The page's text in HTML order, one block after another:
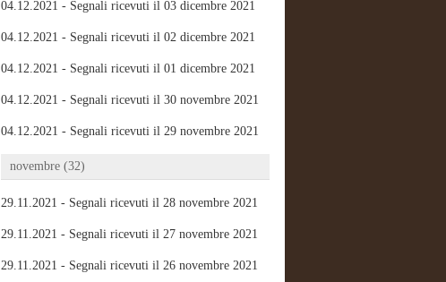
04.12.2021 - Segnali ricevuti il 03 dicembre 2021
04.12.2021 - Segnali ricevuti il 02 dicembre 2021
04.12.2021 - Segnali ricevuti il 01 dicembre 2021
04.12.2021 - Segnali ricevuti il 30 novembre 2021
04.12.2021 - Segnali ricevuti il 29 novembre 2021
novembre (32)
29.11.2021 - Segnali ricevuti il 28 novembre 2021
29.11.2021 - Segnali ricevuti il 27 novembre 2021
29.11.2021 - Segnali ricevuti il 26 novembre 2021